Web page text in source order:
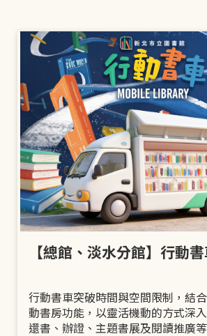
【總館、淡水分館】行動
行動書車突破時間與空間限制，結
動書房功能，以靈活機動的方式深
還書、辦證、主題書展及閱讀推廣